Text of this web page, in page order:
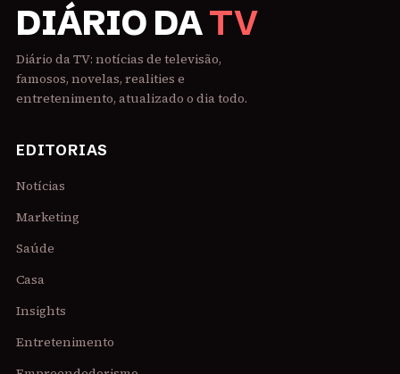
DIÁRIO DATV
Diário da TV: notícias de televisão,
famosos, novelas, realities e
entretenimento, atualizado o dia todo.
EDITORIAS
Notícias
Marketing
Saúde
Casa
Insights
Entretenimento